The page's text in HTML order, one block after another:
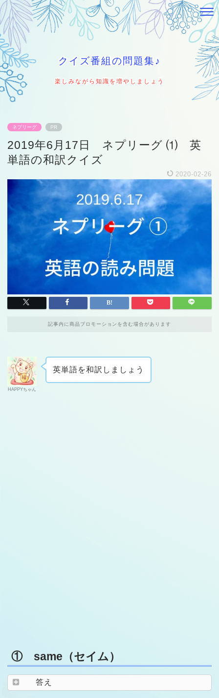
クイズ番組の問題集♪
楽しみながら知識を増やしましょう
ネプリーグ PR
2019年6月17日 ネプリーグ ⑴ 英
単語の和訳クイズ
2020-02-26
記事内に商品プロモーションを含む場合があります
HAPPYちゃん
英単語を和訳しましょう
① same（セイム）
答え